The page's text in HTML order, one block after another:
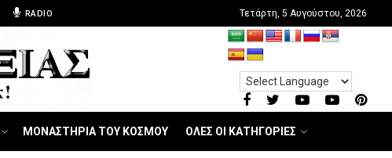
RADIO Τετάρτη, 5 Αυγούστου, 2026
ΜΟΝΑΣΤΗΡΙΑ ΤΟΥ ΚΟΣΜΟΥ ΟΛΕΣ ΟΙ ΚΑΤΗΓΟΡΙΕΣ